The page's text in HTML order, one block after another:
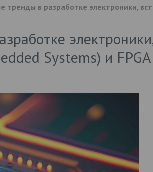
тренды в разработке электроники,
Systems) и FPGA